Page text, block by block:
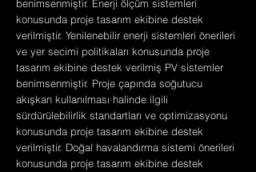
benimsenmiştir. Enerji ölçüm sistemleri
konusunda proje tasarım ekibine destek
verilmiştir. Yenilenebilir enerji sistemleri önerileri
ve yer secimi politikaları konusunda proje
tasarım ekibine destek verilmiş PV sistemler
benimsenmiştir. Proje çapında soğutucu
akışkan kullanılması halinde ilgili
sürdürülebilirlik standartları ve optimizasyonu
konusunda proje tasarım ekibine destek
verilmiştir. Doğal havalandırma sistemi önerileri
konusunda proje tasarım ekibine destek